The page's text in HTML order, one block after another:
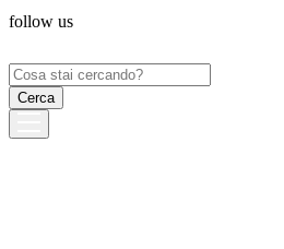
follow us
Ricerca
per: